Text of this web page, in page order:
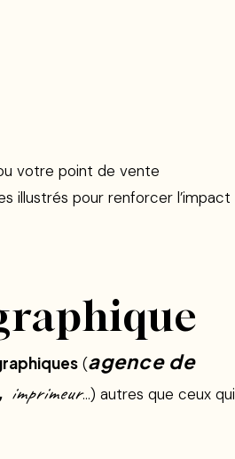
votre point de vente
illustrés pour renforcer l’impact
(agence de
imprimeur…) autres que ceux qui